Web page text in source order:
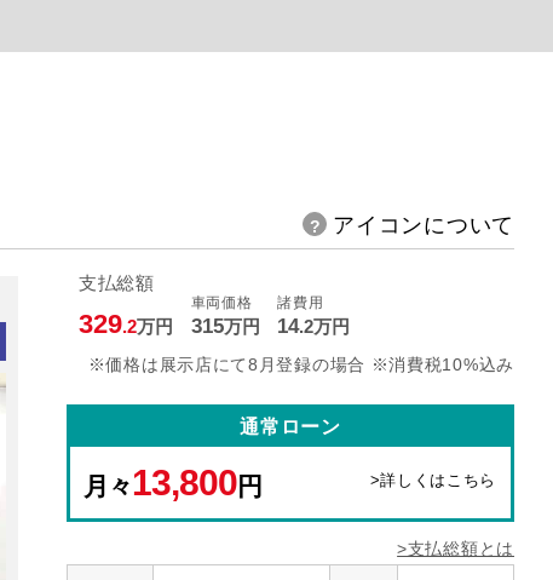
アイコンについて
支払総額
329.2万円
車両価格
315万円
諸費用
14.2万円
※価格は展示店にて8月登録の場合 ※消費税10%込み
通常ローン
月々13,800円 >詳しくはこちら
>支払総額とは